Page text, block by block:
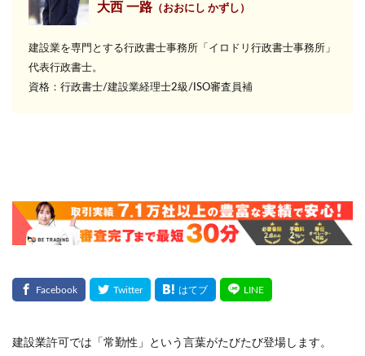
大西 一路 （おおにし かずし）
建設業を専門とする行政書士事務所 「イロドリ行政書士事務所」
代表行政書士。
資格：行政書士/建設業経理士2級/ISO審査員補
建設業許可では「常勤性」という言葉がたびたび登場します。